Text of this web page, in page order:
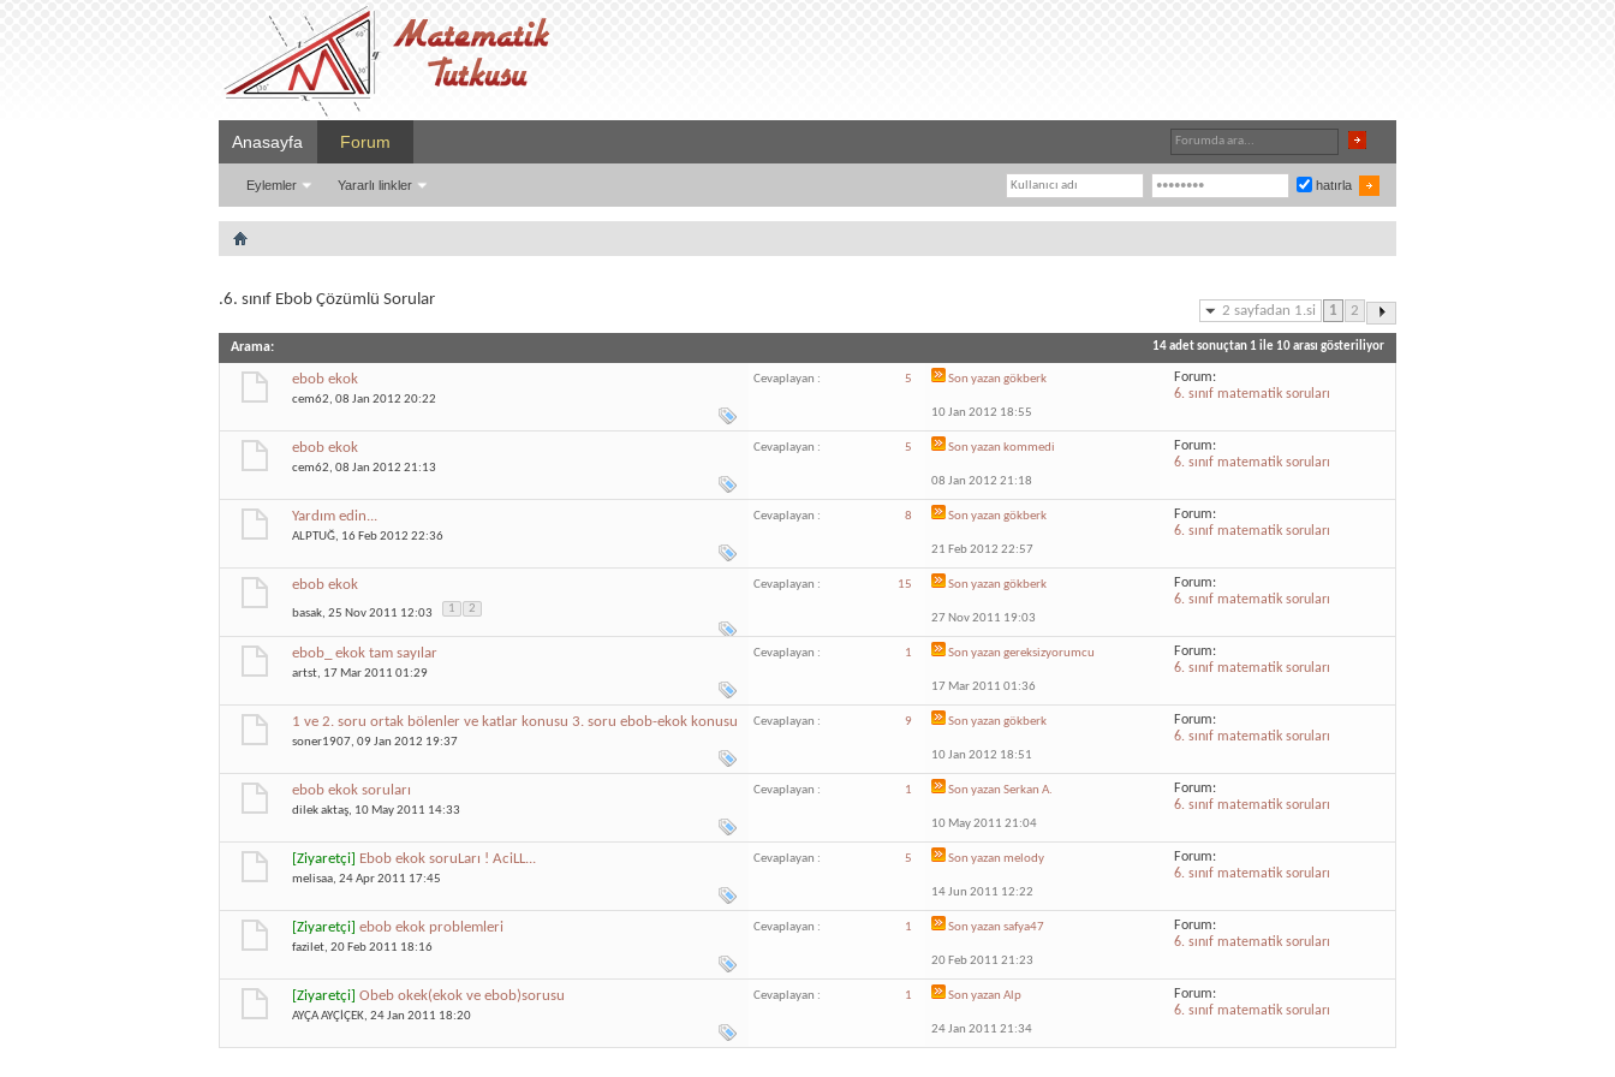
Anasayfa Forum
Eylemler Yararlı linkler hatırla
.6. sınıf Ebob Çözümlü Sorular
2 sayfadan 1.si 1 2
Arama: 14 adet sonuçtan 1 ile 10 arası gösteriliyor
ebob ekok
cem62, 08 Jan 2012 20:22
Cevaplayan : 5 Son yazan gökberk
10 Jan 2012 18:55
Forum:
6. sınıf matematik soruları
ebob ekok
cem62, 08 Jan 2012 21:13
Cevaplayan : 5 Son yazan kommedi
08 Jan 2012 21:18
Forum:
6. sınıf matematik soruları
Yardım edin...
ALPTUĞ, 16 Feb 2012 22:36
Cevaplayan : 8 Son yazan gökberk
21 Feb 2012 22:57
Forum:
6. sınıf matematik soruları
ebob ekok
basak, 25 Nov 2011 12:03 1 2
Cevaplayan : 15 Son yazan gökberk
27 Nov 2011 19:03
Forum:
6. sınıf matematik soruları
ebob_ ekok tam sayılar
artst, 17 Mar 2011 01:29
Cevaplayan : 1 Son yazan gereksizyorumcu
17 Mar 2011 01:36
Forum:
6. sınıf matematik soruları
1 ve 2. soru ortak bölenler ve katlar konusu 3. soru ebob-ekok konusu
soner1907, 09 Jan 2012 19:37
Cevaplayan : 9 Son yazan gökberk
10 Jan 2012 18:51
Forum:
6. sınıf matematik soruları
ebob ekok soruları
dilek aktaş, 10 May 2011 14:33
Cevaplayan : 1 Son yazan Serkan A.
10 May 2011 21:04
Forum:
6. sınıf matematik soruları
[Ziyaretçi] Ebob ekok soruLarı ! AciLL...
melisaa, 24 Apr 2011 17:45
Cevaplayan : 5 Son yazan melody
14 Jun 2011 12:22
Forum:
6. sınıf matematik soruları
[Ziyaretçi] ebob ekok problemleri
fazilet, 20 Feb 2011 18:16
Cevaplayan : 1 Son yazan safya47
20 Feb 2011 21:23
Forum:
6. sınıf matematik soruları
[Ziyaretçi] Obeb okek(ekok ve ebob)sorusu
AYÇA AYÇİÇEK, 24 Jan 2011 18:20
Cevaplayan : 1 Son yazan Alp
24 Jan 2011 21:34
Forum:
6. sınıf matematik soruları